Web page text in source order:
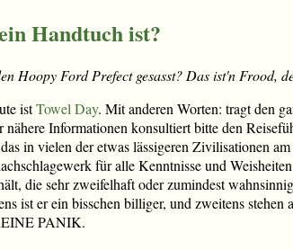
Handtuch ist?
Hoopy Ford Prefect gesasst? Das ist'n Frood,
istTowel Day. Mit anderen Worten: tragt den
Informationen konsultiert bitte den
in vielen der etwas lässigeren Zivilisationen
für alle Kenntnisse und
die sehr zweifelhaft oder zumindest
ist er ein bisschen billiger, und zweitens
PANIK.